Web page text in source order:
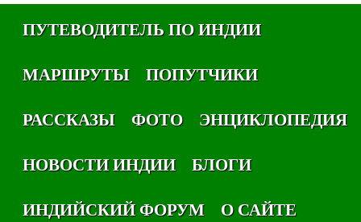
ПУТЕВОДИТЕЛЬ ПО ИНДИИ
МАРШРУТЫ
ПОПУТЧИКИ
РАССКАЗЫ
ФОТО
ЭНЦИКЛОПЕДИЯ
НОВОСТИ ИНДИИ
БЛОГИ
ИНДИЙСКИЙ ФОРУМ
О САЙТЕ